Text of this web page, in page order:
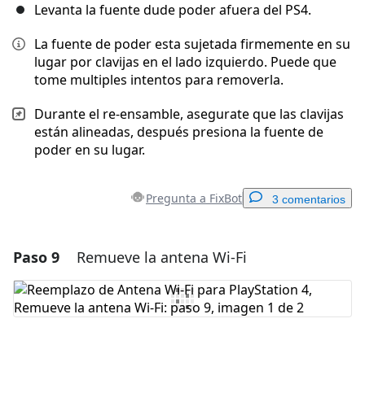
Levanta la fuente dude poder afuera del PS4.
La fuente de poder esta sujetada firmemente en su
lugar por clavijas en el lado izquierdo. Puede que
tome multiples intentos para removerla.
Durante el re-ensamble, asegurate que las clavijas
están alineadas, después presiona la fuente de
poder en su lugar.
Pregunta a FixBot 3 comentarios
Agregar un comentario
Agregar Comentario
Paso 9 Remueve la antena Wi-Fi